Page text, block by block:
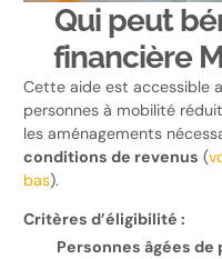
Qui peut
financière
Cette aide est accessible
personnes à mobilité
les aménagements
conditions de revenus (
bas).
Critères d’éligibilité :
Personnes âgées de